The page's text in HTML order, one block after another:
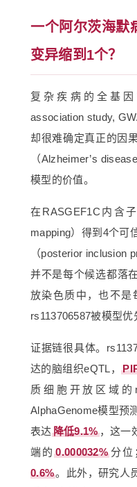
一个阿尔茨海默
变异缩到1个？
复杂疾病的全基因
association study,
却很难确定真正的因
（Alzheimer’s
模型的价值。
在RASGEF1C内含
mapping）得到4个可
（posterior inclusion
并不是每个候选都落
放染色质中，也不是
rs113706587被模型优
证据链很具体。
达的脑组织eQTL，
质细胞开放区域的
AlphaGenome模型预
表达降低9.1%，这一
端的0.000032% 分位
0.6%。此外，研究人